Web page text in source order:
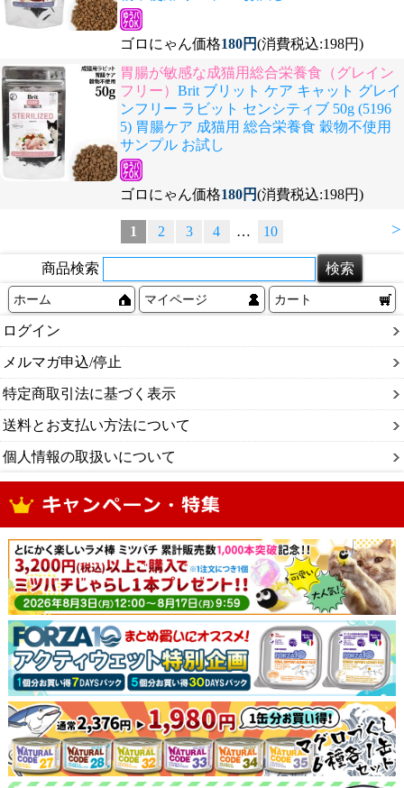
ゴロにゃん価格180円(消費税込:198円)
胃腸が敏感な成猫用総合栄養食（グレイン
フリー） Brit ブリット ケア キャット グレイ
ンフリー ラビット センシティブ 50g (5196
5) 胃腸ケア 成猫用 総合栄養食 穀物不使用
サンプル お試し
ゴロにゃん価格180円(消費税込:198円)
>
1 2 3 4 … 10
商品検索
ホーム マイページ カート
ログイン
メルマガ申込/停止
特定商取引法に基づく表示
送料とお支払い方法について
個人情報の取扱いについて